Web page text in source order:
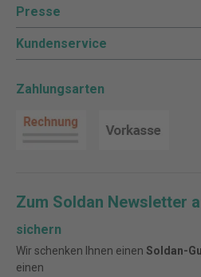
Presse
Kundenservice
Zahlungsarten
Zum Soldan Newsletter
sichern
Wir schenken Ihnen einen Soldan-
einen